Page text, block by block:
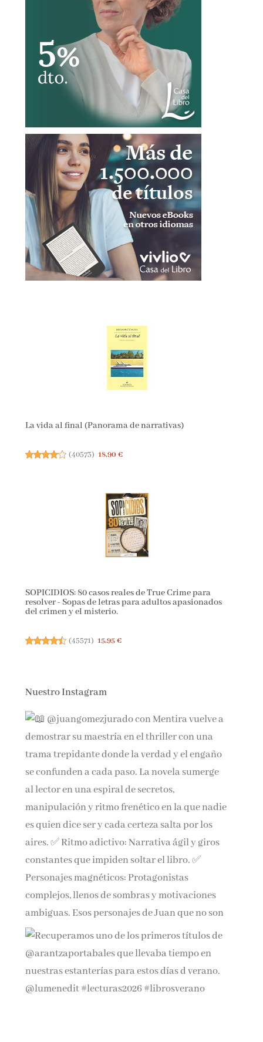
La vida al final (Panorama de narrativas)
(40573) 18,90 €
SOPICIDIOS: 80 casos reales de True Crime para
resolver - Sopas de letras para adultos apasionados
del crimen y el misterio.
(45571) 15,95 €
Nuestro Instagram